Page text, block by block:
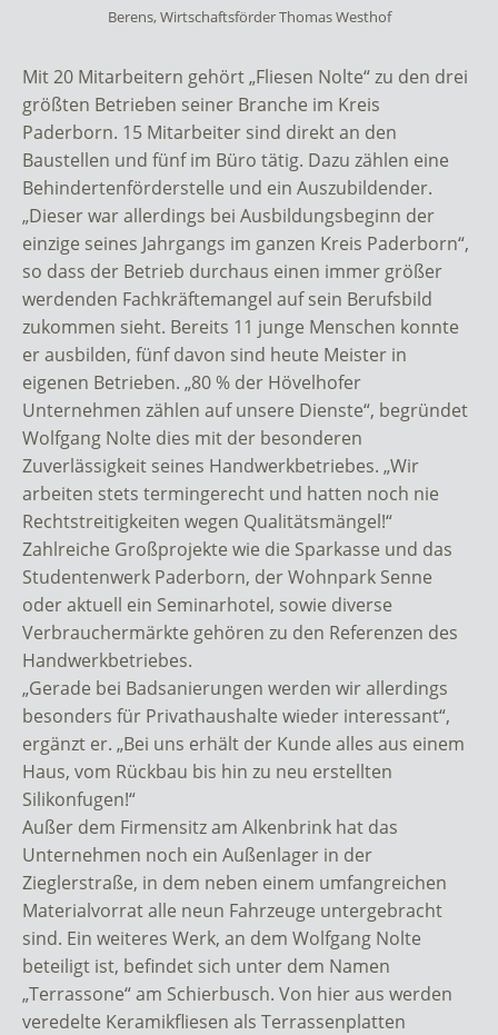
Berens, Wirtschaftsförder Thomas Westhof
Mit 20 Mitarbeitern gehört „Fliesen Nolte“ zu den drei
größten Betrieben seiner Branche im Kreis
Paderborn. 15 Mitarbeiter sind direkt an den
Baustellen und fünf im Büro tätig. Dazu zählen eine
Behindertenförderstelle und ein Auszubildender.
„Dieser war allerdings bei Ausbildungsbeginn der
einzige seines Jahrgangs im ganzen Kreis Paderborn“,
so dass der Betrieb durchaus einen immer größer
werdenden Fachkräftemangel auf sein Berufsbild
zukommen sieht. Bereits 11 junge Menschen konnte
er ausbilden, fünf davon sind heute Meister in
eigenen Betrieben. „80 % der Hövelhofer
Unternehmen zählen auf unsere Dienste“, begründet
Wolfgang Nolte dies mit der besonderen
Zuverlässigkeit seines Handwerkbetriebes. „Wir
arbeiten stets termingerecht und hatten noch nie
Rechtstreitigkeiten wegen Qualitätsmängel!“
Zahlreiche Großprojekte wie die Sparkasse und das
Studentenwerk Paderborn, der Wohnpark Senne
oder aktuell ein Seminarhotel, sowie diverse
Verbrauchermärkte gehören zu den Referenzen des
Handwerkbetriebes.
„Gerade bei Badsanierungen werden wir allerdings
besonders für Privathaushalte wieder interessant“,
ergänzt er. „Bei uns erhält der Kunde alles aus einem
Haus, vom Rückbau bis hin zu neu erstellten
Silikonfugen!“
Außer dem Firmensitz am Alkenbrink hat das
Unternehmen noch ein Außenlager in der
Zieglerstraße, in dem neben einem umfangreichen
Materialvorrat alle neun Fahrzeuge untergebracht
sind. Ein weiteres Werk, an dem Wolfgang Nolte
beteiligt ist, befindet sich unter dem Namen
„Terrassone“ am Schierbusch. Von hier aus werden
veredelte Keramikfliesen als Terrassenplatten